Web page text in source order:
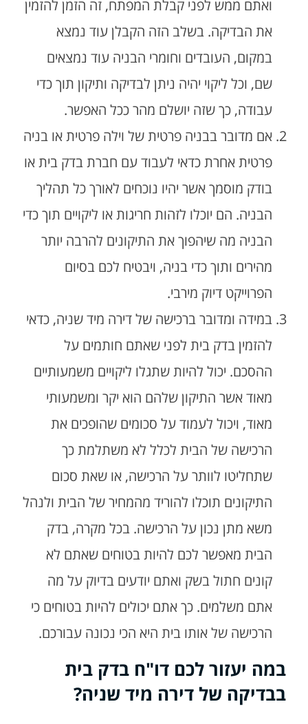
ואתם ממש לפני קבלת המפתח, זה הזמן להזמין
את הבדיקה. בשלב הזה הקבלן עוד נמצא
במקום, העובדים וחומרי הבניה עוד נמצאים
שם, וכל ליקוי יהיה ניתן לבדיקה ותיקון תוך כדי
עבודה, כך שזה יושלם מהר ככל האפשר.
אם מדובר בבניה פרטית של וילה פרטית או בניה
פרטית אחרת כדאי לעבוד עם חברת בדק בית או
בודק מוסמך אשר יהיו נוכחים לאורך כל תהליך
הבניה. הם יוכלו לזהות חריגות או ליקויים תוך כדי
הבניה מה שיהפוך את התיקונים להרבה יותר
מהירים ותוך כדי בניה, ויבטיח לכם בסיום
הפרוייקט דיוק מירבי.
במידה ומדובר ברכישה של דירה מיד שניה, כדאי
להזמין בדק בית לפני שאתם חותמים על
ההסכם. יכול להיות שתגלו ליקויים משמעותיים
מאוד אשר התיקון שלהם הוא יקר ומשמעותי
מאוד, ויכול לעמוד על סכומים שהופכים את
הרכישה של הבית לכלל לא משתלמת כך
שתחליטו לוותר על הרכישה, או שאת סכום
התיקונים תוכלו להוריד מהמחיר של הבית ולנהל
משא מתן נכון על הרכישה. בכל מקרה, בדק
הבית מאפשר לכם להיות בטוחים שאתם לא
קונים חתול בשק ואתם יודעים בדיוק על מה
אתם משלמים. כך אתם יכולים להיות בטוחים כי
הרכישה של אותו בית היא הכי נכונה עבורכם.
במה יעזור לכם דו"ח בדק בית
בבדיקה של דירה מיד שניה?